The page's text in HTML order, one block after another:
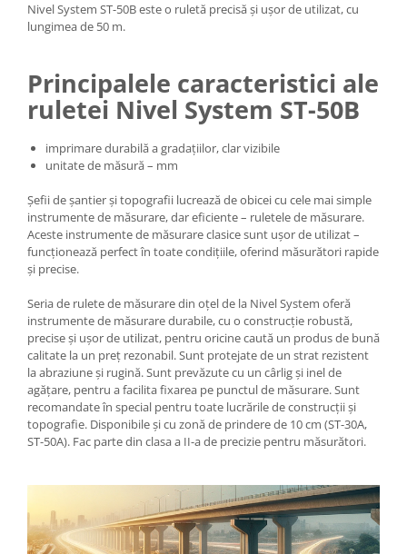
Nivel System ST-50B este o ruletă precisă și ușor de utilizat, cu
lungimea de 50 m.
Principalele caracteristici ale
ruletei Nivel System ST-50B
imprimare durabilă a gradațiilor, clar vizibile
unitate de măsură – mm
Şefii de şantier şi topografii lucrează de obicei cu cele mai simple
instrumente de măsurare, dar eficiente – ruletele de măsurare.
Aceste instrumente de măsurare clasice sunt ușor de utilizat –
funcționează perfect în toate condițiile, oferind măsurători rapide
și precise.
Seria de rulete de măsurare din oțel de la Nivel System oferă
instrumente de măsurare durabile, cu o construcție robustă,
precise și ușor de utilizat, pentru oricine caută un produs de bună
calitate la un preț rezonabil. Sunt protejate de un strat rezistent
la abraziune și rugină. Sunt prevăzute cu un cârlig și inel de
agăţare, pentru a facilita fixarea pe punctul de măsurare. Sunt
recomandate în special pentru toate lucrările de construcții și
topografie. Disponibile şi cu zonă de prindere de 10 cm (ST-30A,
ST-50A). Fac parte din clasa a II-a de precizie pentru măsurători.